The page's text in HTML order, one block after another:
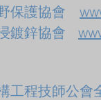
保護協會
鍍鋅協會
工程技師公